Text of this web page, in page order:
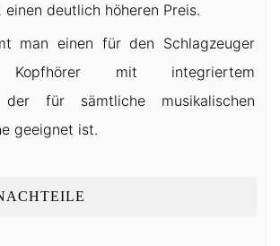
deutlich höheren Preis.
man einen für den Schlagzeuger
Kopfhörer mit integriertem
der für sämtliche musikalischen
geeignet ist.